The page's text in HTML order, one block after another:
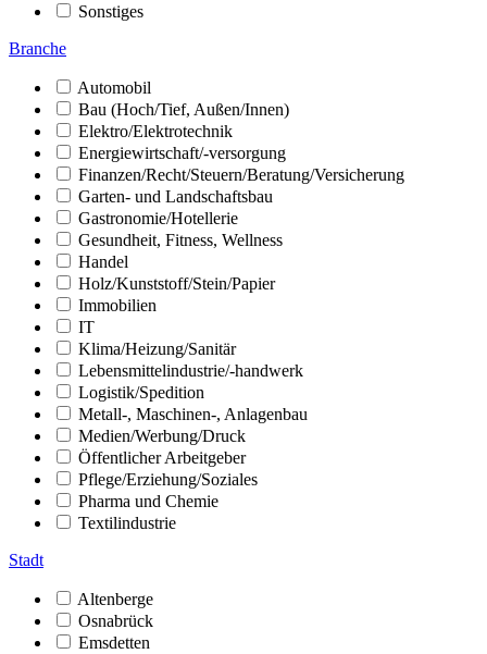
Sonstiges
Branche
Automobil
Bau (Hoch/Tief, Außen/Innen)
Elektro/Elektrotechnik
Energiewirtschaft/-versorgung
Finanzen/Recht/Steuern/Beratung/Versicherung
Garten- und Landschaftsbau
Gastronomie/Hotellerie
Gesundheit, Fitness, Wellness
Handel
Holz/Kunststoff/Stein/Papier
Immobilien
IT
Klima/Heizung/Sanitär
Lebensmittelindustrie/-handwerk
Logistik/Spedition
Metall-, Maschinen-, Anlagenbau
Medien/Werbung/Druck
Öffentlicher Arbeitgeber
Pflege/Erziehung/Soziales
Pharma und Chemie
Textilindustrie
Stadt
Altenberge
Osnabrück
Emsdetten